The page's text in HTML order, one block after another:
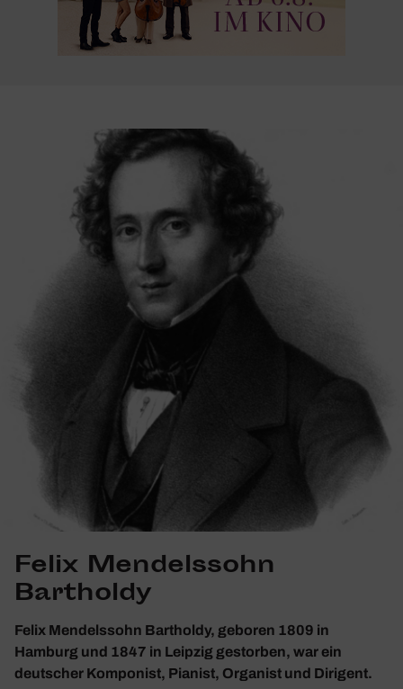
Felix Mendelssohn
Bartholdy
Felix Mendelssohn Bartholdy, geboren 1809 in
Hamburg und 1847 in Leipzig gestorben, war ein
deutscher Komponist, Pianist, Organist und Dirigent.